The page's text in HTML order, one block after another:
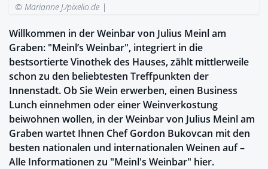
© Marianne J./pixelio.de |
Willkommen in der Weinbar von Julius Meinl am
Graben: "Meinl’s Weinbar", integriert in die
bestsortierte Vinothek des Hauses, zählt mittlerweile
schon zu den beliebtesten Treffpunkten der
Innenstadt. Ob Sie Wein erwerben, einen Business
Lunch einnehmen oder einer Weinverkostung
beiwohnen wollen, in der Weinbar von Julius Meinl am
Graben wartet Ihnen Chef Gordon Bukovcan mit den
besten nationalen und internationalen Weinen auf –
Alle Informationen zu "Meinl's Weinbar" hier.